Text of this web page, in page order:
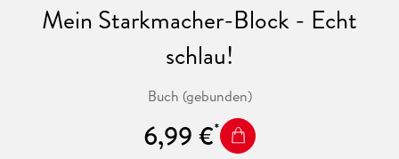
Mein Starkmacher-Block - Echt
schlau!
Buch (gebunden)
6,99 €